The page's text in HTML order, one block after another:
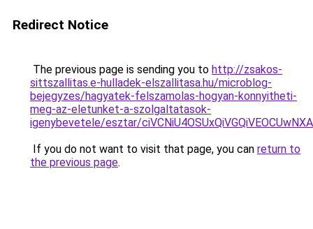
Redirect Notice
The previous page is sending you to http://zsakos-
sittszallitas.e-hulladek-elszallitasa.hu/microblog-
bejegyzes/hagyatek-felszamolas-hogyan-konnyitheti-
meg-az-eletunket-a-szolgaltatasok-
igenybevetele/esztar/
If you do not want to visit that page, you can return to
the previous page.